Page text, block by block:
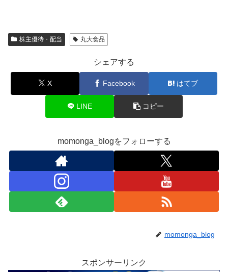
株主優待・配当 丸大食品
シェアする
X Facebook はてブ
LINE コピー
momonga_blogをフォローする
momonga_blog
スポンサーリンク